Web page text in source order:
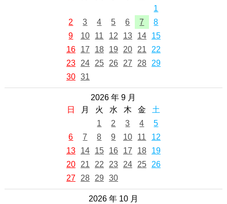
1
2
3 4 5 6 7
8
9
10 11 12 13 14
15
16
17 18 19 20 21
22
23
24 25 26 27 28
29
30 31
2026 年 9 月
日
月 火 水 木 金
土
1
2 3 4
5
6
7 8 9 10 11
12
13
14 15 16 17 18
19
20
21 22 23 24 25
26
27
28 29 30
2026 年 10 月